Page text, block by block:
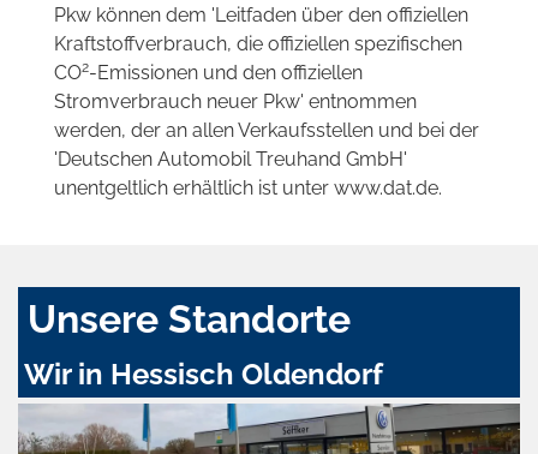
Pkw können dem 'Leitfaden über den offiziellen
Kraftstoffverbrauch, die offiziellen spezifischen
CO2-Emissionen und den offiziellen
Stromverbrauch neuer Pkw' entnommen
werden, der an allen Verkaufsstellen und bei der
'Deutschen Automobil Treuhand GmbH'
unentgeltlich erhältlich ist unter www.dat.de.
Unsere Standorte
Wir in Hessisch Oldendorf